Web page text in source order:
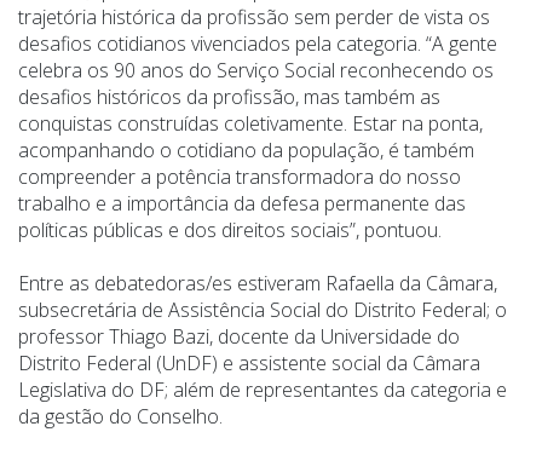
trajetória histórica da profissão sem perder de vista os
desafios cotidianos vivenciados pela categoria. “A gente
celebra os 90 anos do Serviço Social reconhecendo os
desafios históricos da profissão, mas também as
conquistas construídas coletivamente. Estar na ponta,
acompanhando o cotidiano da população, é também
compreender a potência transformadora do nosso
trabalho e a importância da defesa permanente das
políticas públicas e dos direitos sociais”, pontuou.
Entre as debatedoras/es estiveram Rafaella da Câmara,
subsecretária de Assistência Social do Distrito Federal; o
professor Thiago Bazi, docente da Universidade do
Distrito Federal (UnDF) e assistente social da Câmara
Legislativa do DF; além de representantes da categoria e
da gestão do Conselho.